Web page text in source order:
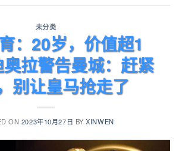
未分类
：20岁，价值超1
拉警告曼城：赶紧
别让皇马抢走了
ON 2023年10月27日 BYXINWEN